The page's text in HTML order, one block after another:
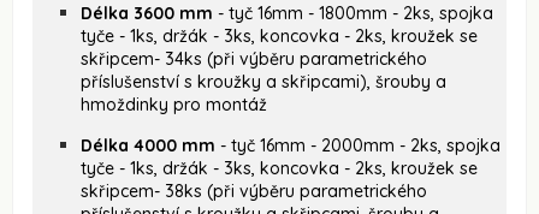
Délka 3600 mm - tyč 16mm - 1800mm - 2ks, spojka
tyče - 1ks, držák - 3ks, koncovka - 2ks, kroužek se
skřipcem- 34ks (při výběru parametrického
příslušenství s kroužky a skřipcami), šrouby a
hmoždinky pro montáž
Délka 4000 mm - tyč 16mm - 2000mm - 2ks, spojka
tyče - 1ks, držák - 3ks, koncovka - 2ks, kroužek se
skřipcem- 38ks (při výběru parametrického